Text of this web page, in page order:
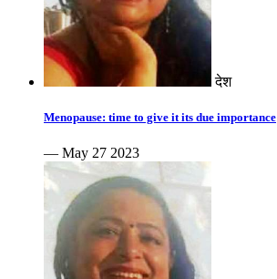
देश
Menopause: time to give it its due importance
— May 27 2023